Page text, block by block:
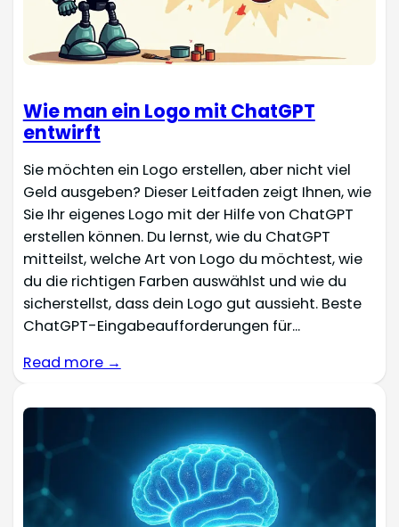
Wie man ein Logo mit ChatGPT
entwirft
Sie möchten ein Logo erstellen, aber nicht viel
Geld ausgeben? Dieser Leitfaden zeigt Ihnen, wie
Sie Ihr eigenes Logo mit der Hilfe von ChatGPT
erstellen können. Du lernst, wie du ChatGPT
mitteilst, welche Art von Logo du möchtest, wie
du die richtigen Farben auswählst und wie du
sicherstellst, dass dein Logo gut aussieht. Beste
ChatGPT-Eingabeaufforderungen für...
Read more →